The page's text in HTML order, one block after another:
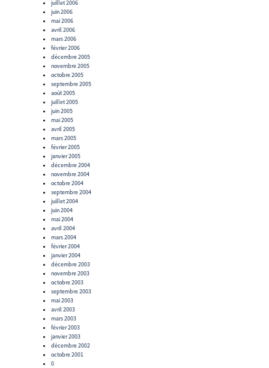
juillet 2006
juin 2006
mai 2006
avril 2006
mars 2006
février 2006
décembre 2005
novembre 2005
octobre 2005
septembre 2005
août 2005
juillet 2005
juin 2005
mai 2005
avril 2005
mars 2005
février 2005
janvier 2005
décembre 2004
novembre 2004
octobre 2004
septembre 2004
juillet 2004
juin 2004
mai 2004
avril 2004
mars 2004
février 2004
janvier 2004
décembre 2003
novembre 2003
octobre 2003
septembre 2003
mai 2003
avril 2003
mars 2003
février 2003
janvier 2003
décembre 2002
octobre 2001
0